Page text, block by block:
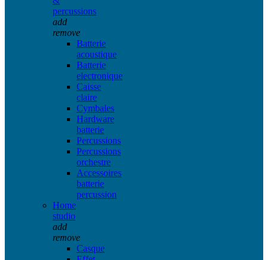
percussions
add
remove
Batterie
acoustique
Batterie
electronique
Caisse
claire
Cymbales
Hardware
batterie
Percussions
Percussions
orchestre
Accessoires
batterie
percussion
Home
studio
add
remove
Casque